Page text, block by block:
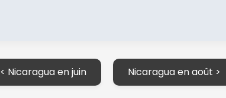
< Nicaragua en juin Nicaragua en août >